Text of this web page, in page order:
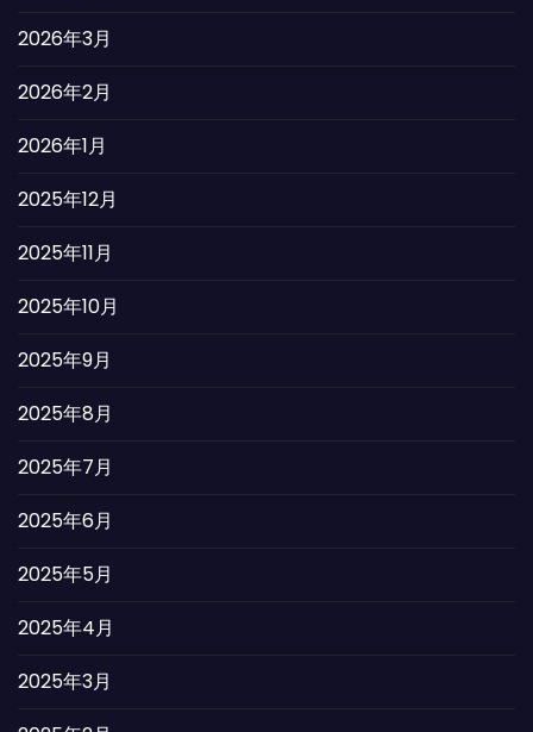
2026年3月
2026年2月
2026年1月
2025年12月
2025年11月
2025年10月
2025年9月
2025年8月
2025年7月
2025年6月
2025年5月
2025年4月
2025年3月